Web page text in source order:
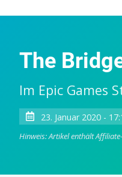
The
Im Epic Games
23. Januar 2020 -
Hinweis: Artikel enthält